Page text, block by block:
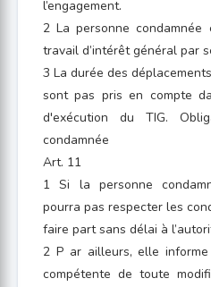
l’engagement.
2 La personne
travail d’intérêt général par
3 La durée des
sont pas pris en compte
d'exécution du TIG.
condamnée
Art. 11
1 Si la personne
pourra pas respecter les
faire part sans délai à
2 P ar ailleurs, elle informe
compétente de toute